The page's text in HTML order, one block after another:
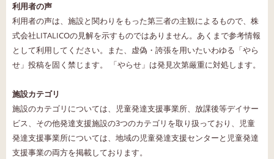
利用者の声
利用者の声は、施設と関わりをもった第三者の主観によるもので、株
式会社LITALICOの見解を示すものではありません。あくまで参考情報
として利用してください。また、虚偽・誇張を用いたいわゆる「やら
せ」投稿を固く禁じます。 「やらせ」は発見次第厳重に対処します。
施設カテゴリ
施設のカテゴリについては、児童発達支援事業所、放課後等デイサー
ビス、その他発達支援施設の3つのカテゴリを取り扱っており、児童
発達支援事業所については、地域の児童発達支援センターと児童発達
支援事業の両方を掲載しております。